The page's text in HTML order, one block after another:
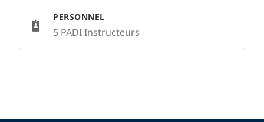
PERSONNEL
5 PADI Instructeurs